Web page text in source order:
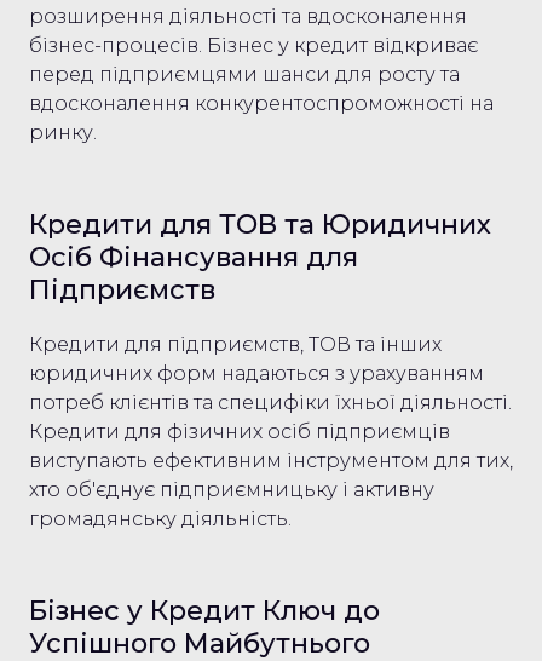
розширення діяльності та вдосконалення
бізнес-процесів. Бізнес у кредит відкриває
перед підприємцями шанси для росту та
вдосконалення конкурентоспроможності на
ринку.
Кредити для ТОВ та Юридичних
Осіб Фінансування для
Підприємств
Кредити для підприємств, ТОВ та інших
юридичних форм надаються з урахуванням
потреб клієнтів та специфіки їхньої діяльності.
Кредити для фізичних осіб підприємців
виступають ефективним інструментом для тих,
хто об'єднує підприємницьку і активну
громадянську діяльність.
Бізнес у Кредит Ключ до
Успішного Майбутнього